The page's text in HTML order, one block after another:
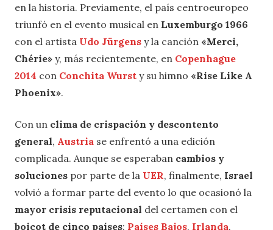
en la historia. Previamente, el país centroeuropeo
triunfó en el evento musical en Luxemburgo 1966
con el artista Udo Jürgens y la canción «Merci,
Chérie» y, más recientemente, en Copenhague
2014 con Conchita Wurst y su himno «Rise Like A
Phoenix».
Con un clima de crispación y descontento
general, Austria se enfrentó a una edición
complicada. Aunque se esperaban cambios y
soluciones por parte de la UER, finalmente, Israel
volvió a formar parte del evento lo que ocasionó la
mayor crisis reputacional del certamen con el
boicot de cinco países: Países Bajos, Irlanda,